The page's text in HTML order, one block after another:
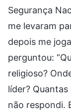
Segurança
me levaram
depois me
perguntou:
religioso?
líder? Quantas
não respondi.